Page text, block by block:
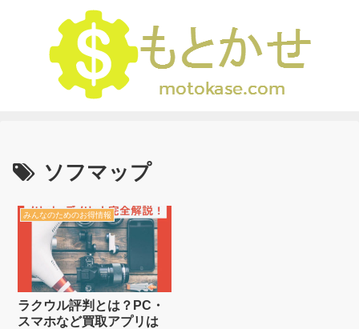
ソフマップ
みんなのためのお得情報
ラクウル評判とは？PC・
スマホなど買取アプリは